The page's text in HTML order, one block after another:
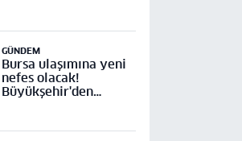
GÜNDEM
Bursa ulaşımına yeni
nefes olacak!
Büyükşehir'den
Projesi’ne temel